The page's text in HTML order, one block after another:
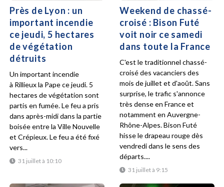
Près de Lyon : un
important incendie
ce jeudi, 5 hectares
de végétation
détruits
31 juillet à 10:10
Un important incendie
à Rillieux la Pape ce jeudi. 5
hectares de végétation sont
partis en fumée. Le feu a pris
dans après-midi dans la partie
boisée entre la Ville Nouvelle
et Crépieux. Le feu a été fixé
vers...
Weekend de chassé-
croisé : Bison Futé
voit noir ce samedi
dans toute la France
31 juillet à 9:15
C'est le traditionnel chassé-
croisé des vacanciers des
mois de juillet et d'août. Sans
surprise, le trafic s'annonce
très dense en France et
notamment en Auvergne-
Rhône-Alpes. Bison Futé
hisse le drapeau rouge dès
vendredi dans le sens des
départs....